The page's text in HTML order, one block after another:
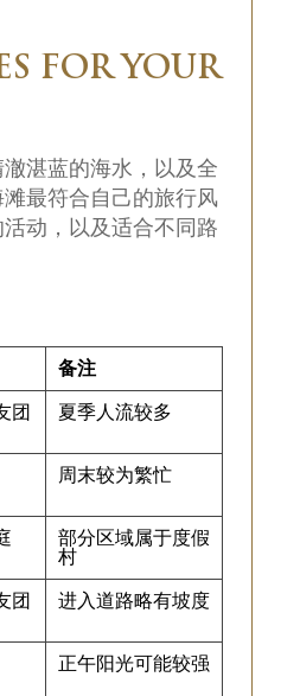
FOR YOUR
湛蓝的海水，以及全
最符合自己的旅行风
动，以及适合不同路
备注
团
夏季人流较多
周末较为繁忙
部分区域属于度假
村
团
进入道路略有坡度
正午阳光可能较强